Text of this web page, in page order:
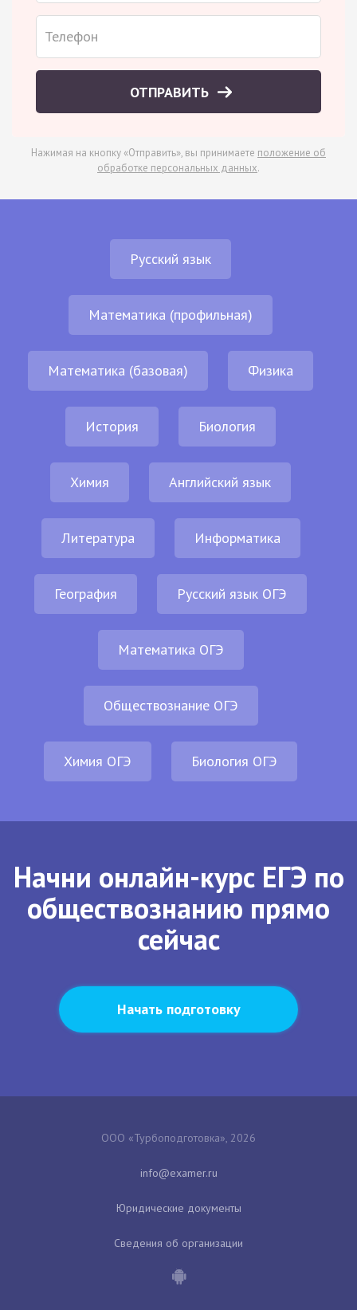
ОТПРАВИТЬ
Нажимая на кнопку «Отправить», вы принимаете положение об
обработке персональных данных.
Русский язык
Математика (профильная)
Математика (базовая) Физика
История Биология
Химия Английский язык
Литература Информатика
География Русский язык ОГЭ
Математика ОГЭ
Обществознание ОГЭ
Химия ОГЭ Биология ОГЭ
Начни онлайн-курс ЕГЭ по
обществознанию прямо
сейчас
Начать подготовку
ООО «Турбоподготовка», 2026
Юридические документы
Сведения об организации